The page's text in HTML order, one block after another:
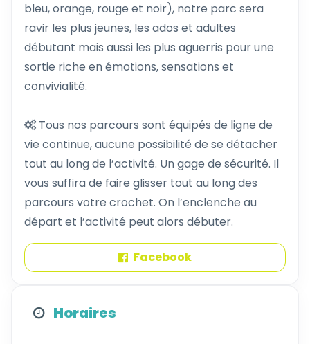
bleu, orange, rouge et noir), notre parc sera
ravir les plus jeunes, les ados et adultes
débutant mais aussi les plus aguerris pour une
sortie riche en émotions, sensations et
convivialité.
Tous nos parcours sont équipés de ligne de
vie continue, aucune possibilité de se détacher
tout au long de l’activité. Un gage de sécurité. Il
vous suffira de faire glisser tout au long des
parcours votre crochet. On l’enclenche au
départ et l’activité peut alors débuter.
Facebook
Horaires